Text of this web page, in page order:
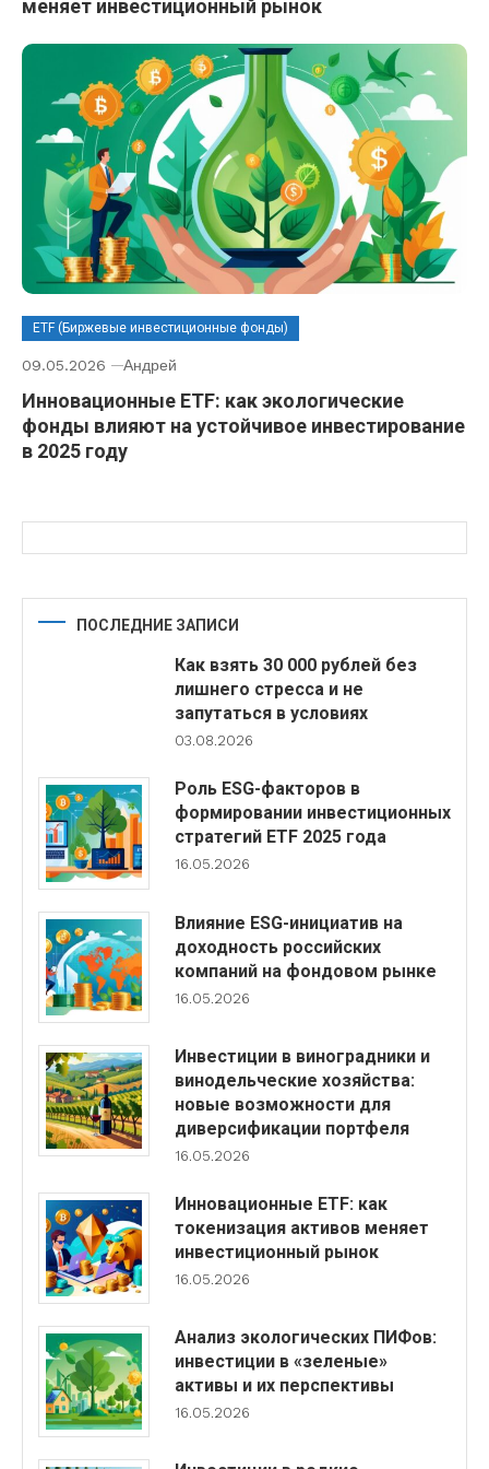
меняет инвестиционный рынок
ETF (Биржевые инвестиционные фонды)
09.05.2026 Андрей
Инновационные ETF: как экологические
фонды влияют на устойчивое инвестирование
в 2025 году
ПОСЛЕДНИЕ ЗАПИСИ
Как взять 30 000 рублей без
лишнего стресса и не
запутаться в условиях
03.08.2026
Роль ESG-факторов в
формировании инвестиционных
стратегий ETF 2025 года
16.05.2026
Влияние ESG-инициатив на
доходность российских
компаний на фондовом рынке
16.05.2026
Инвестиции в виноградники и
винодельческие хозяйства:
новые возможности для
диверсификации портфеля
16.05.2026
Инновационные ETF: как
токенизация активов меняет
инвестиционный рынок
16.05.2026
Анализ экологических ПИФов:
инвестиции в «зеленые»
активы и их перспективы
16.05.2026